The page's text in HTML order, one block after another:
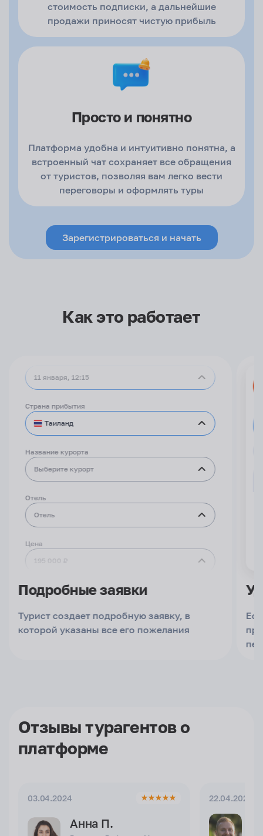
стоимость подписки, а дальнейшие
продажи приносят чистую прибыль
Просто и понятно
Платформа удобна и интуитивно понятна, а
встроенный чат сохраняет все обращения
от туристов, позволяя вам легко вести
переговоры и оформлять туры
Зарегистрироваться и начать
Как это работает
11 января, 12:15
Страна прибытия
Таиланд
Название курорта
Выберите курорт
Отель
Отель
Цена
195 000 ₽
Предпочтения
Туристы
уникальные преимущества тура, включая
личный опыт
Подробные заявки
Турист создает подробную заявку, в
которой указаны все его пожелания
Отзывы турагентов о
платформе
03.04.2024
Анна П.
22.04.2024